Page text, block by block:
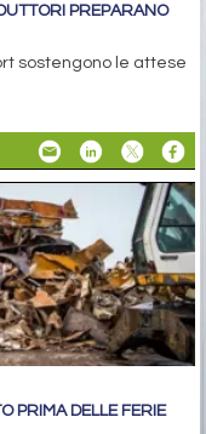
PREPARANO
sostengono le attese
PRIMA DELLE FERIE